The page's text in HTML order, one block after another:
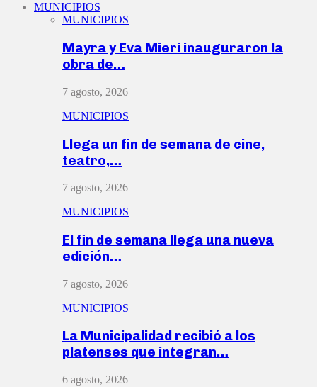
MUNICIPIOS
MUNICIPIOS
Mayra y Eva Mieri inauguraron la
obra de…
7 agosto, 2026
MUNICIPIOS
Llega un fin de semana de cine,
teatro,…
7 agosto, 2026
MUNICIPIOS
El fin de semana llega una nueva
edición…
7 agosto, 2026
MUNICIPIOS
La Municipalidad recibió a los
platenses que integran…
6 agosto, 2026